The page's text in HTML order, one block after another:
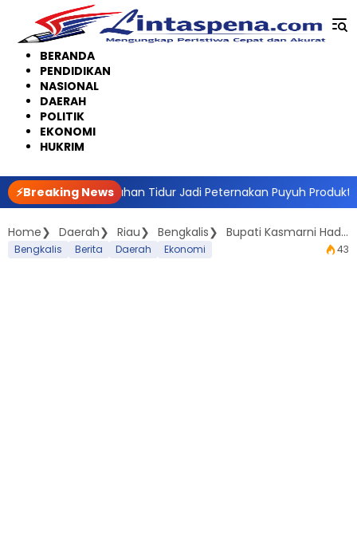
konten
BERANDA
PENDIDIKAN
NASIONAL
DAERAH
POLITIK
EKONOMI
HUKRIM
⚡Breaking News
Sulap Lahan Tidur Jadi Peternakan Puyuh Produktif
Home Daerah Riau Bengkalis Bupati Kasmarni Hadiri Sosialisasi UU HKPD dan Menerima Hibah Pembangunan Dermaga Sungai Selari
Bengkalis Berita Daerah Ekonomi 43